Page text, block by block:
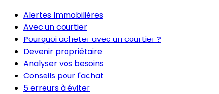
Alertes Immobilières
Avec un courtier
Pourquoi acheter avec un courtier ?
Devenir propriétaire
Analyser vos besoins
Conseils pour l'achat
5 erreurs à éviter